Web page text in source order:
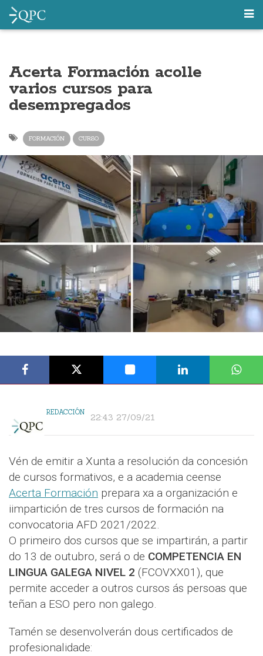
Acerta Formación acolle
varios cursos para
desempregados
FORMACIÓN CURSO
REDACCIÓN 22:43 27/09/21
Vén de emitir a Xunta a resolución da concesión
de cursos formativos, e a academia ceense
Acerta Formación prepara xa a organización e
iimpartición de tres cursos de formación na
convocatoria AFD 2021/2022.
O primeiro dos cursos que se impartirán, a partir
do 13 de outubro, será o de COMPETENCIA EN
LINGUA GALEGA NIVEL 2 (FCOVXX01), que
permite acceder a outros cursos ás persoas que
teñan a ESO pero non galego.
Tamén se desenvolverán dous certificados de
profesionalidade: